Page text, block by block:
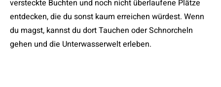
versteckte Buchten und noch nicht überlaufene Plätze
entdecken, die du sonst kaum erreichen würdest. Wenn
du magst, kannst du dort Tauchen oder Schnorcheln
gehen und die Unterwasserwelt erleben.